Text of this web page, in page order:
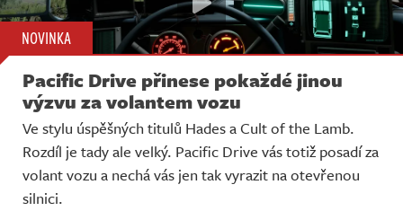
NOVINKA
Pacific Drive přinese pokaždé jinou
výzvu za volantem vozu
Ve stylu úspěšných titulů Hades a Cult of the Lamb.
Rozdíl je tady ale velký. Pacific Drive vás totiž posadí za
volant vozu a nechá vás jen tak vyrazit na otevřenou
silnici.